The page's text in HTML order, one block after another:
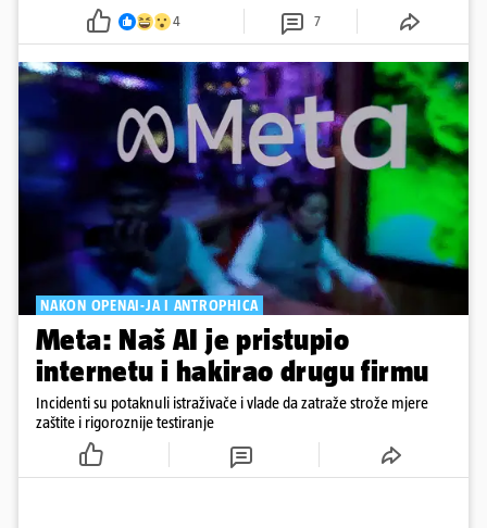
4 7
NAKON OPENAI-JA I ANTROPHICA
Meta: Naš AI je pristupio
internetu i hakirao drugu firmu
Incidenti su potaknuli istraživače i vlade da zatraže strože mjere
zaštite i rigoroznije testiranje